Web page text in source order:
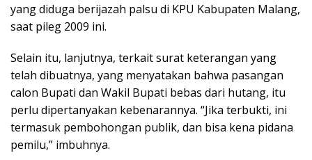
yang diduga berijazah palsu di KPU Kabupaten Malang,
saat pileg 2009 ini.
Selain itu, lanjutnya, terkait surat keterangan yang
telah dibuatnya, yang menyatakan bahwa pasangan
calon Bupati dan Wakil Bupati bebas dari hutang, itu
perlu dipertanyakan kebenarannya. “Jika terbukti, ini
termasuk pembohongan publik, dan bisa kena pidana
pemilu,” imbuhnya.